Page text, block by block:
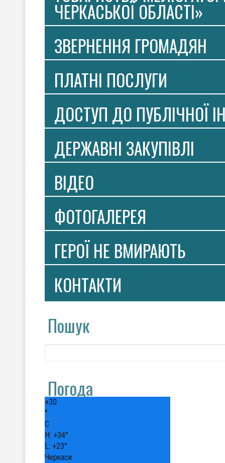
ЧЕРКАСЬКОЇ ОБЛАСТІ»
ЗВЕРНЕННЯ ГРОМАДЯН
ПЛАТНI ПОСЛУГИ
ДОСТУП ДО ПУБЛІЧНОЇ
ДЕРЖАВНІ ЗАКУПІВЛІ
ВIДЕО
ФОТОГАЛЕРЕЯ
ГЕРОЇ НЕ ВМИРАЮТЬ
КОНТАКТИ
Пошук
Погода
+30
°
C
H: +34°
L: +23°
Черкаси